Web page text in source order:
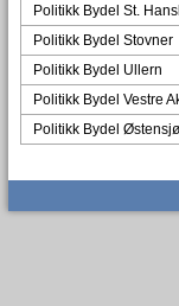
Politikk Bydel St.
Politikk Bydel Stovner
Politikk Bydel Ullern
Politikk Bydel Vestre
Politikk Bydel Østensjø